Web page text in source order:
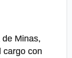
Minas,
cargo con